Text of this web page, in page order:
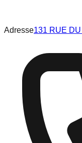
Adresse131 RUE